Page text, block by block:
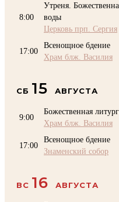
8:00
Утреня.
воды
Церковь прп. Сергия
17:00
Всенощное бдение
Храм блж. Василия
СБ 15 АВГУСТА
9:00
Божественная
Храм блж. Василия
17:00
Всенощное бдение
Знаменский собор
ВС 16 АВГУСТА